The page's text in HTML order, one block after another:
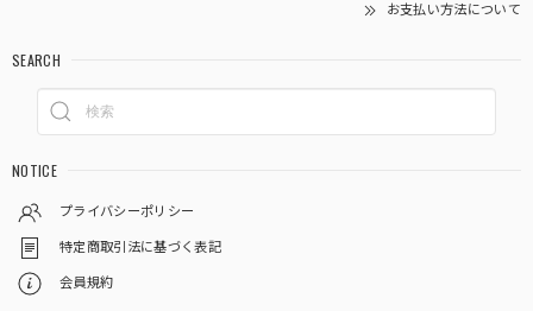
お支払い方法について
SEARCH
NOTICE
プライバシーポリシー
特定商取引法に基づく表記
会員規約